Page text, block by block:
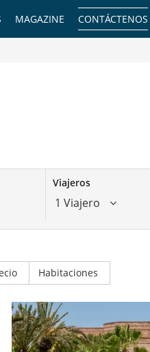
CONTÁCTENOS
MAGAZINE
Viajeros
1 Viajero
Habitaciones